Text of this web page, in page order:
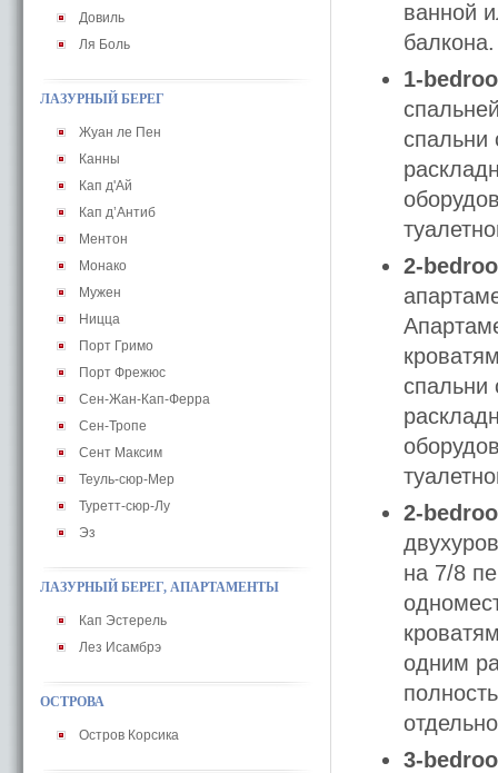
Довиль
Ля Боль
ЛАЗУРНЫЙ БЕРЕГ
Жуан ле Пен
Канны
Кап д'Ай
Кап д’Антиб
Ментон
Монако
Мужен
Ницца
Порт Гримо
Порт Фрежюс
Сен-Жан-Кап-Ферра
Сен-Тропе
Сент Максим
Теуль-сюр-Мер
Туретт-сюр-Лу
Эз
ЛАЗУРНЫЙ БЕРЕГ, АПАРТАМЕНТЫ
Кап Эстерель
Лез Исамбрэ
ОСТРОВА
Остров Корсика
ванной
балкона.
1-
спальни
2-
спальни
2-
на 7/8
одним
3-